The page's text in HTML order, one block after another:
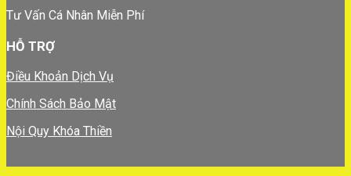
Tư Vấn Cá Nhân Miễn Phí
HỖ TRỢ
Điều Khoản Dịch Vụ
Chính Sách Bảo Mật
Nội Quy Khóa Thiền